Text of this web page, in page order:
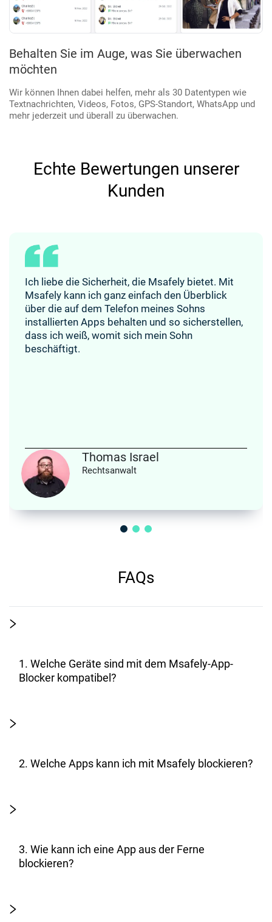
Behalten Sie im Auge, was Sie überwachen
möchten
Wir können Ihnen dabei helfen, mehr als 30 Datentypen wie
Textnachrichten, Videos, Fotos, GPS-Standort, WhatsApp und
mehr jederzeit und überall zu überwachen.
Echte Bewertungen unserer
Kunden
Ich liebe die Sicherheit, die Msafely bietet. Mit
Msafely kann ich ganz einfach den Überblick
über die auf dem Telefon meines Sohns
installierten Apps behalten und so sicherstellen,
dass ich weiß, womit sich mein Sohn
beschäftigt.
Thomas Israel
Rechtsanwalt
FAQs
1. Welche Geräte sind mit dem Msafely-App-
Blocker kompatibel?
2. Welche Apps kann ich mit Msafely blockieren?
3. Wie kann ich eine App aus der Ferne
blockieren?